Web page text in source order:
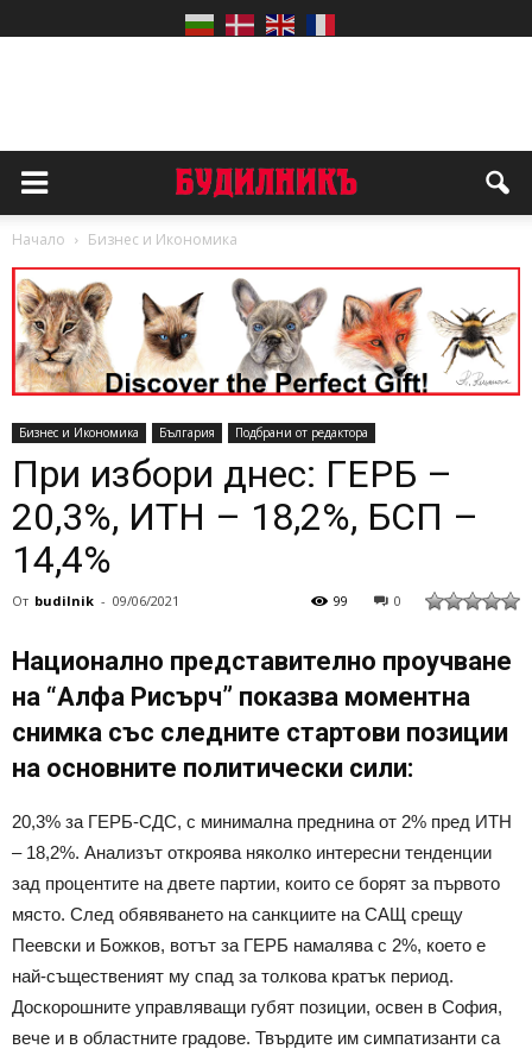
Начало Бизнес и Икономика
Бизнес и Икономика България Подбрани от редактора
При избори днес: ГЕРБ –
20,3%, ИТН – 18,2%, БСП –
14,4%
От budilnik - 09/06/2021 0
99
Национално представително проучване
на “Алфа Рисърч” показва моментна
снимка със следните стартови позиции
на основните политически сили:
20,3% за ГЕРБ-СДС, с минимална преднина от 2% пред ИТН
– 18,2%. Анализът откроява няколко интересни тенденции
зад процентите на двете партии, които се борят за първото
място. След обявяването на санкциите на САЩ срещу
Пеевски и Божков, вотът за ГЕРБ намалява с 2%, което е
най-същественият му спад за толкова кратък период.
Доскорошните управляващи губят позиции, освен в София,
вече и в областните градове. Твърдите им симпатизанти са